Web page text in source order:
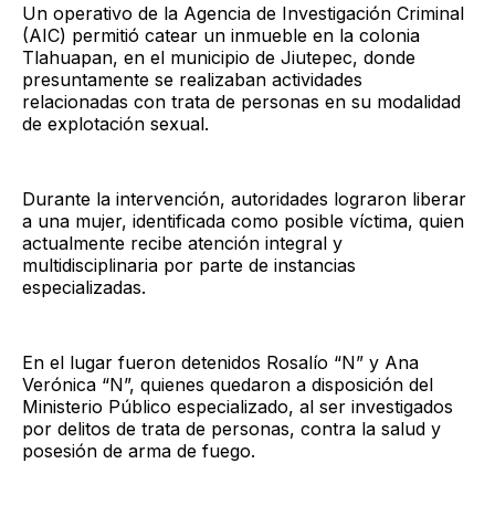
Un operativo de la Agencia de Investigación Criminal
(AIC) permitió catear un inmueble en la colonia
Tlahuapan, en el municipio de Jiutepec, donde
presuntamente se realizaban actividades
relacionadas con trata de personas en su modalidad
de explotación sexual.
Durante la intervención, autoridades lograron liberar
a una mujer, identificada como posible víctima, quien
actualmente recibe atención integral y
multidisciplinaria por parte de instancias
especializadas.
En el lugar fueron detenidos Rosalío “N” y Ana
Verónica “N”, quienes quedaron a disposición del
Ministerio Público especializado, al ser investigados
por delitos de trata de personas, contra la salud y
posesión de arma de fuego.